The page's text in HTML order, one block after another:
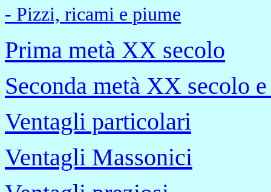
- Pizzi, ricami e piume
Prima metà XX secolo
Seconda metà XX secolo
Ventagli particolari
Ventagli Massonici